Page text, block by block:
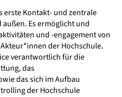
erste Kontakt- und zentrale
Es ermöglicht und
und -engagement von
der Hochschule.
verantwortlich für die
das
das sich im Aufbau
der Hochschule